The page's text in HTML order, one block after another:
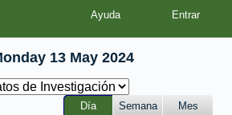
Ayuda
13 May 2024
Día Semana Mes